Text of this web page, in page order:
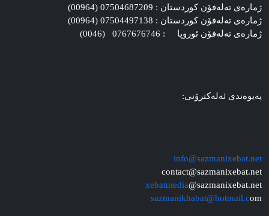
ژماره‌ی ته‌له‌فۆن کوردستان : 07504687209 (00964)
ژماره‌ی ته‌له‌فۆن کوردستان : 07504497138 (00964)
ژماره‌ی ته‌له‌فۆن ئوروپا : 0767676746 (0046)
په‌یوه‌ندی ئه‌له‌کترۆنی:
info@sazmanixebat.net
contact@sazmanixebat.net
xebatmedia@sazmanixebat.net
sazmanikhabat@hotmail.com